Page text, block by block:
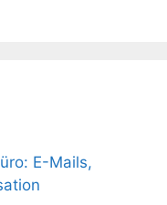
E-Mails,